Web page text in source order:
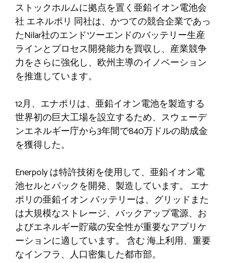
ストックホルムに拠点を置く亜鉛イオン電池会
社エネルポリ 同社は、かつての競合企業であっ
たNilar社のエンドツーエンドのバッテリー生産
ラインとプロセス開発能力を買収し、産業競争
力をさらに強化し、欧州主導のイノベーション
を推進しています。
12月、エナポリは、亜鉛イオン電池を製造する
世界初の巨大工場を設立するため、スウェーデ
ンエネルギー庁から3年間で840万ドルの助成金
を獲得した。
Enerpoly は特許技術を使用して、亜鉛イオン電
池セルとパックを開発、製造しています。 エナ
ポリの亜鉛イオンバッテリーは、グリッドまた
は大規模なストレージ、バックアップ電源、お
よびエネルギー貯蔵の安全性が重要なアプリケ
ーションに適しています。 含む海上利用、重要
なインフラ、人口密集した都市部。